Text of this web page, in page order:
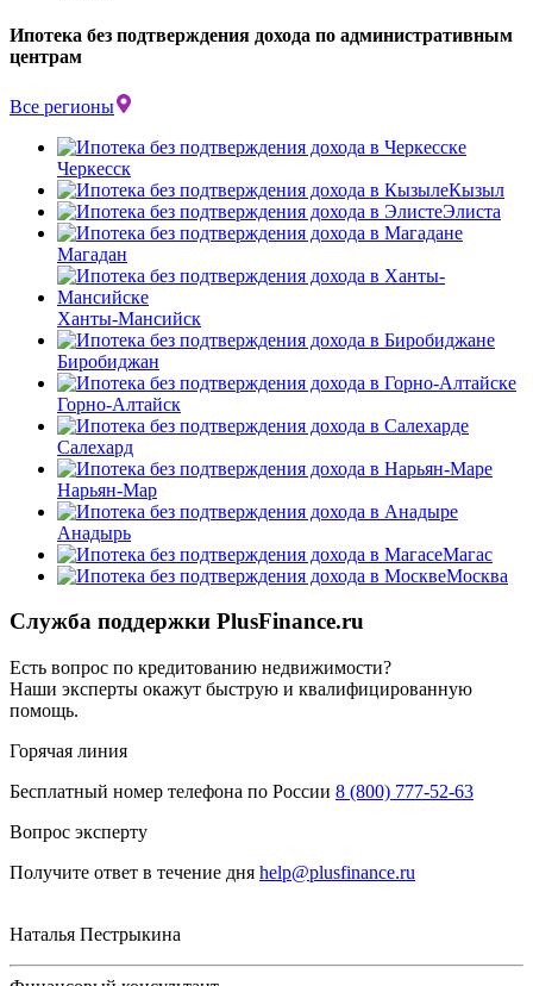
Ипотека без подтверждения дохода по административным
центрам
Все регионы
Черкесск
Кызыл
Элиста
Магадан
Ханты-Мансийск
Биробиджан
Горно-Алтайск
Салехард
Нарьян-Мар
Анадырь
Магас
Москва
Служба поддержки PlusFinance.ru
Есть вопрос по кредитованию недвижимости?
Наши эксперты окажут быструю и квалифицированную
помощь.
Горячая линия
Бесплатный номер телефона по России 8 (800) 777-52-63
Вопрос эксперту
Получите ответ в течение дня help@plusfinance.ru
Наталья Пестрыкина